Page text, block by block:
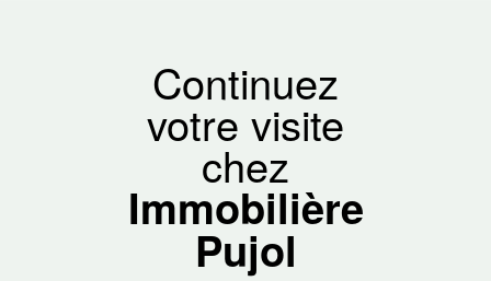
Continuez
votre visite
chez
Immobilière
Pujol